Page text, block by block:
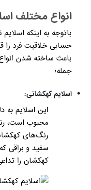
انواع مختلف
باتوجه‌ به اینکه
حسابی خلاقیت فرد را
باعث ساخته شدن
جمله؛
اسلایم کهکشانی:
این اسلایم به
محبوب است،
رنگ‌های
سفید و براقی
کهکشان را